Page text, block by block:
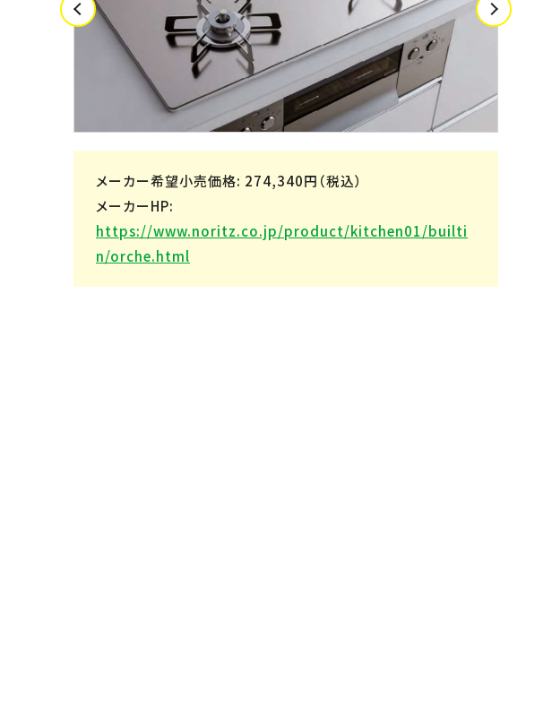
メーカー希望小売価格: 274,340円（税込）
メーカーHP:
https://www.noritz.co.jp/product/kitchen01/builti
n/orche.html